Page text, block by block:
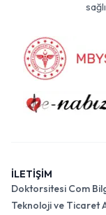
İLETİŞİM
Doktorsitesi Com
Teknoloji ve Ticaret